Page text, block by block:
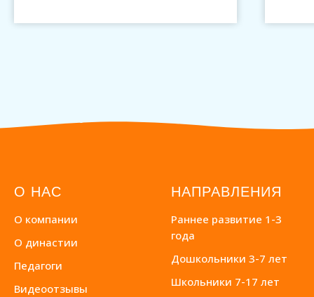
О НАС
О компании
О династии
Педагоги
Видеоотзывы
НАПРАВЛЕНИЯ
Раннее развитие 1-3
года
Дошкольники 3-7 лет
Школьники 7-17 лет